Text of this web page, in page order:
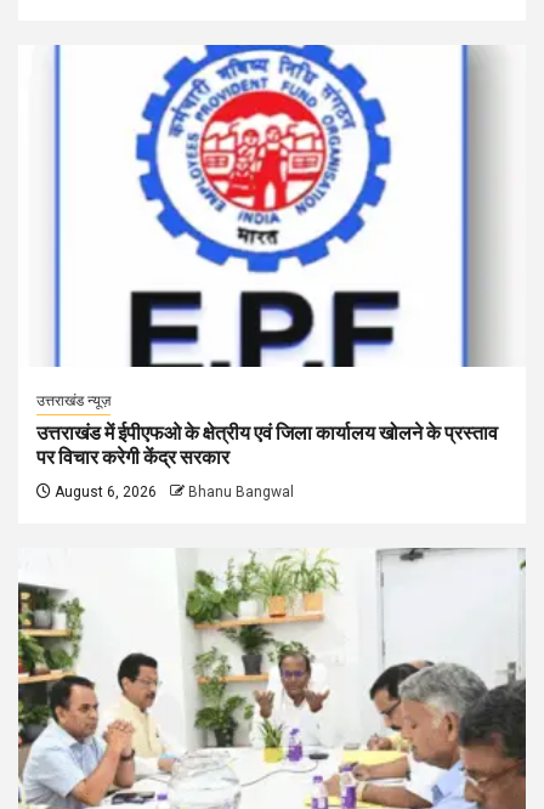
उत्तराखंड न्यूज़
उत्तराखंड में ईपीएफओ के क्षेत्रीय एवं जिला कार्यालय खोलने के प्रस्ताव
पर विचार करेगी केंद्र सरकार
August 6, 2026 Bhanu Bangwal